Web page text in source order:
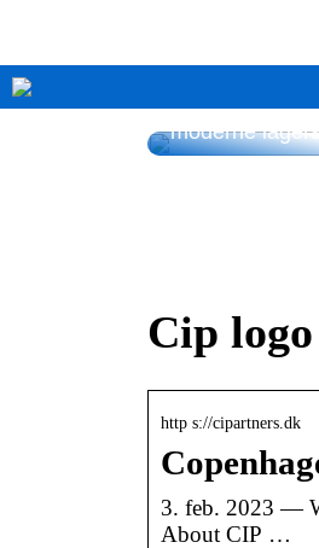
Fordele for
moderne
Cip logo
http s://cipartners.dk
3. feb. 2023 —
About CIP …